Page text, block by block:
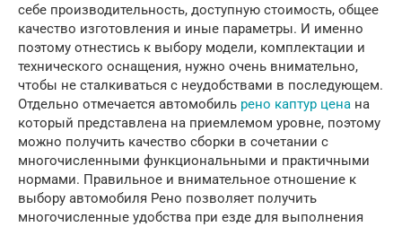
себе производительность, доступную стоимость, общее
качество изготовления и иные параметры. И именно
поэтому отнестись к выбору модели, комплектации и
технического оснащения, нужно очень внимательно,
чтобы не сталкиваться с неудобствами в последующем.
Отдельно отмечается автомобиль рено каптур цена на
который представлена на приемлемом уровне, поэтому
можно получить качество сборки в сочетании с
многочисленными функциональными и практичными
нормами. Правильное и внимательное отношение к
выбору автомобиля Рено позволяет получить
многочисленные удобства при езде для выполнения